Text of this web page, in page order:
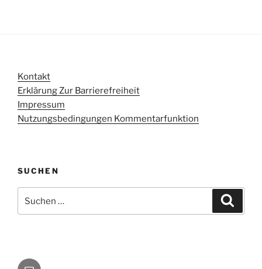
Kontakt
Erklärung Zur Barrierefreiheit
Impressum
Nutzungsbedingungen Kommentarfunktion
SUCHEN
nach:
E-